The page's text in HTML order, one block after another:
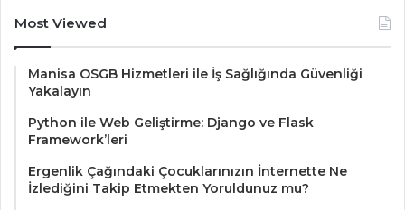
Most Viewed
Manisa OSGB Hizmetleri ile İş Sağlığında Güvenliği
Yakalayın
Python ile Web Geliştirme: Django ve Flask
Framework’leri
Ergenlik Çağındaki Çocuklarınızın İnternette Ne
İzlediğini Takip Etmekten Yoruldunuz mu?